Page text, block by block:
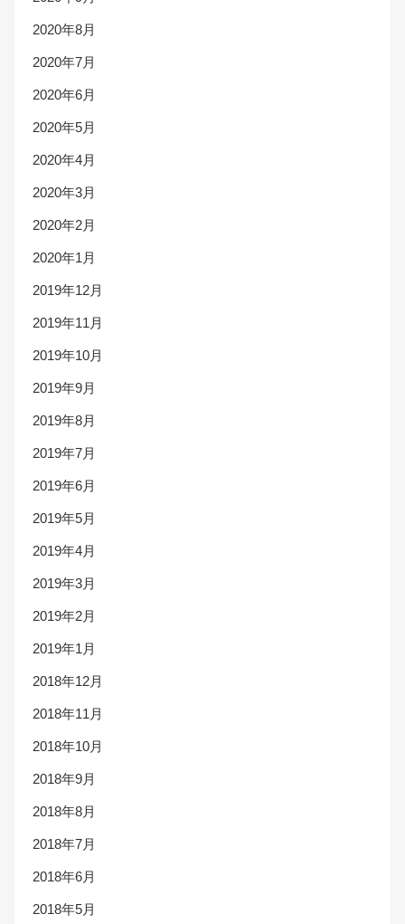
2020年8月
2020年7月
2020年6月
2020年5月
2020年4月
2020年3月
2020年2月
2020年1月
2019年12月
2019年11月
2019年10月
2019年9月
2019年8月
2019年7月
2019年6月
2019年5月
2019年4月
2019年3月
2019年2月
2019年1月
2018年12月
2018年11月
2018年10月
2018年9月
2018年8月
2018年7月
2018年6月
2018年5月